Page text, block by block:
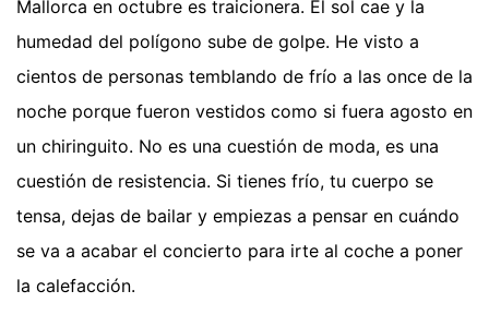
Mallorca en octubre es traicionera. El sol cae y la
humedad del polígono sube de golpe. He visto a
cientos de personas temblando de frío a las once de la
noche porque fueron vestidos como si fuera agosto en
un chiringuito. No es una cuestión de moda, es una
cuestión de resistencia. Si tienes frío, tu cuerpo se
tensa, dejas de bailar y empiezas a pensar en cuándo
se va a acabar el concierto para irte al coche a poner
la calefacción.